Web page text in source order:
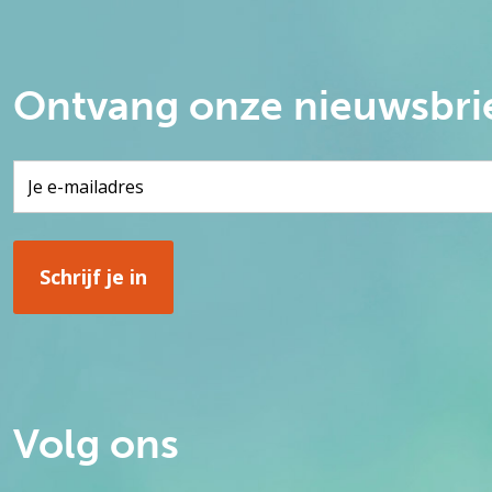
Ontvang onze
Volg ons